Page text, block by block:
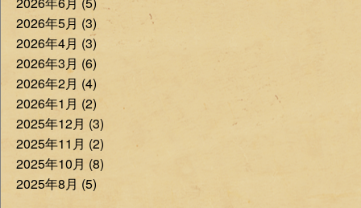
2026年5月 (3)
2026年4月 (3)
2026年3月 (6)
2026年2月 (4)
2026年1月 (2)
2025年12月 (3)
2025年11月 (2)
2025年10月 (8)
2025年8月 (5)